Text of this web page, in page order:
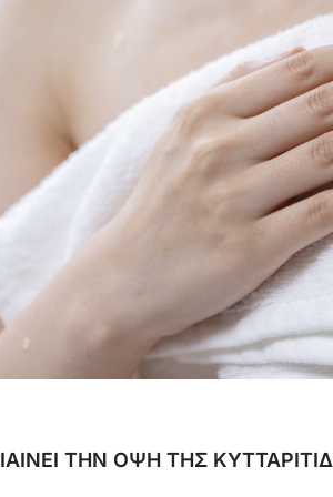
ΤΗΝ ΟΨΗ ΤΗΣ